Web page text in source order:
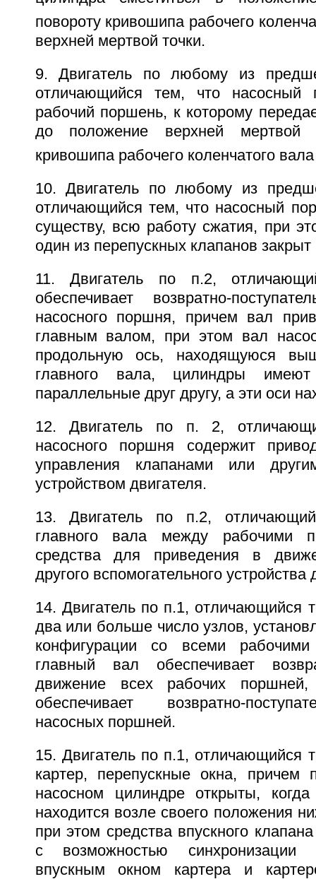
повороту кривошипа рабочего
верхней мертвой точки.
9. Двигатель по любому из
отличающийся тем, что насосный
рабочий поршень, к которому
до положение верхней мертвой
кривошипа рабочего коленчатого
10. Двигатель по любому из
отличающийся тем, что насосный
существу, всю работу сжатия, при
один из перепускных клапанов
11. Двигатель по п.2,
обеспечивает возвратно-
насосного поршня, причем вал
главным валом, при этом вал
продольную ось, находящуюся
главного вала, цилиндры
параллельные друг другу, а эти оси
12. Двигатель по п. 2,
насосного поршня содержит
управления клапанами или
устройством двигателя.
13. Двигатель по п.2,
главного вала между рабочими
средства для приведения в
другого вспомогательного устройства
14. Двигатель по п.1, отличающийся
два или больше число узлов,
конфигурации со всеми
главный вал обеспечивает
движение всех рабочих
обеспечивает возвратно-
насосных поршней.
15. Двигатель по п.1, отличающийся
картер, перепускные окна, причем
насосном цилиндре открыты,
находится возле своего положения
при этом средства впускного
с возможностью
впускным окном картера и